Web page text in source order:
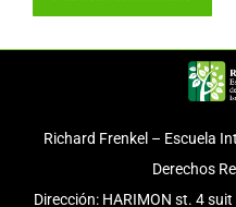
Richard Frenkel – Escuela
Derechos
Dirección: HARIMON st. 4 suit